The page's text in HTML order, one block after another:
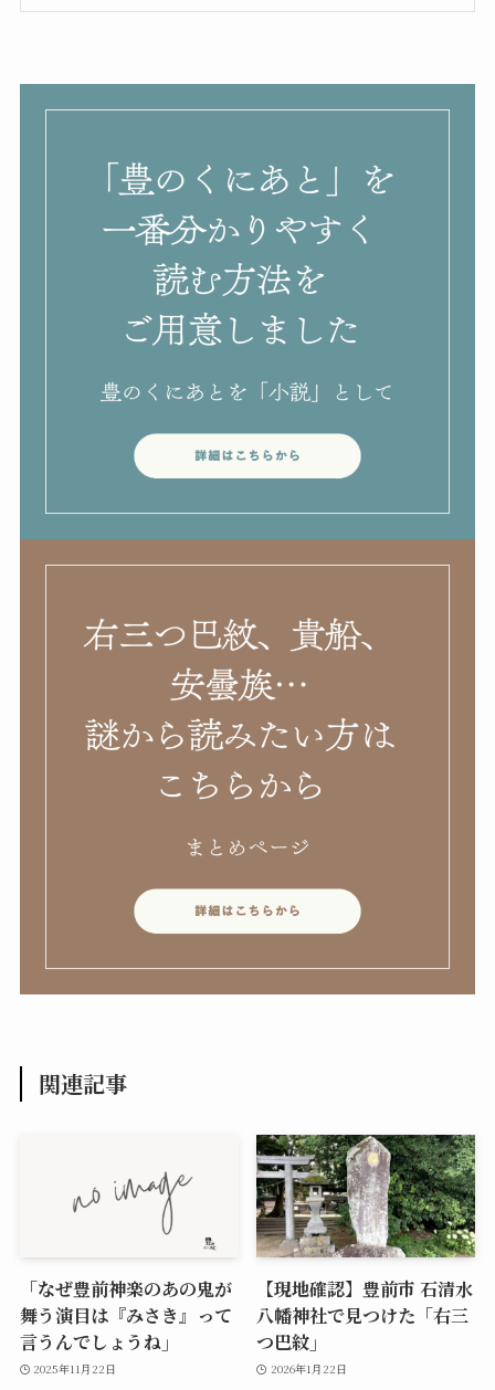
関連記事
「なぜ豊前神楽のあの鬼が
舞う演目は『みさき』って
言うんでしょうね」
2025年11月22日
【現地確認】豊前市 石清水
八幡神社で見つけた「右三
つ巴紋」
2026年1月22日